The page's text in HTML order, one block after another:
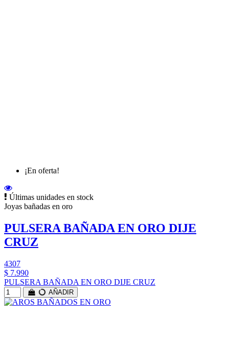
¡En oferta!
Últimas unidades en stock
Joyas bañadas en oro
PULSERA BAÑADA EN ORO DIJE
CRUZ
4307
$ 7.990
PULSERA BAÑADA EN ORO DIJE CRUZ
AÑADIR